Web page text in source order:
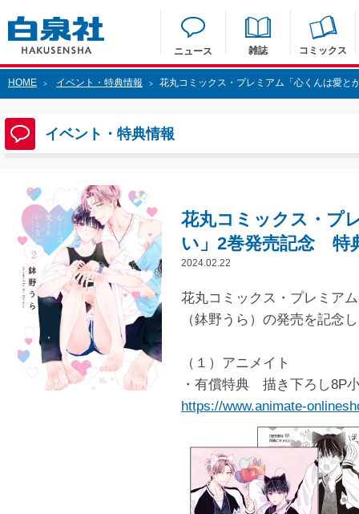
ニュース 雑誌 コミックス
HOME > イベント・特典情報 > 花丸コミックス・プレミアム「心くんは愛
イベント・特典情報
花丸コミックス・プ
い」2巻発売記念 特
2024.02.22
花丸コミックス・プレミア
（鉢野うら）の発売を記念
（１）アニメイト
・有償特典 描き下ろし8P
https://www.animate-